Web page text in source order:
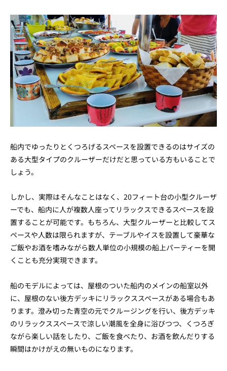
船内でゆったりとくつろげるスペースを設置できるのはサイズの
ある大型タイプのクルーザーだけだと思っている方もいることで
しょう。
しかし、実際はそんなことはなく、20フィート台の小型クルーザ
ーでも、船内に人が複数人座ってリラックスできるスペースを設
置することが可能です。もちろん、大型クルーザーと比較してス
ペースや人数は限られますが、テーブルやイスを設置して豪華な
ご飯やお酒を嗜みながら数人単位の小規模の船上パーティーを開
くことも充分実現できます。
船のモデルによっては、屋根のついた船内のメインの船室以外
に、屋根のない後方デッキにリラックススペースがある場合もあ
ります。澄み切った青空の元でクルージングを行い、後方デッキ
のリラックススペースで涼しい潮風を全身に浴びつつ、くつろぎ
ながら楽しい話をしたり、ご飯を食べたり、お酒を飲んだりする
瞬間はかけがえの無いものになります。